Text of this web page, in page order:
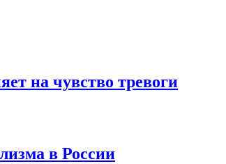
на чувство тревоги
в России